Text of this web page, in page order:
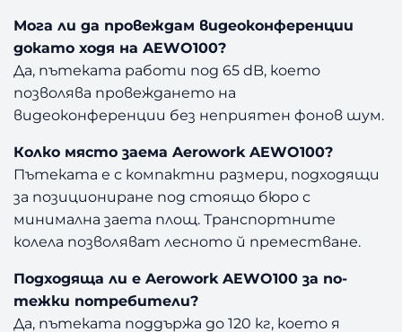
Мога ли да провеждам видеоконференции
докато ходя на AEWO100?
Да, пътеката работи под 65 dB, което
позволява провеждането на
видеоконференции без неприятен фонов шум.
Колко място заема Aerowork AEWO100?
Пътеката е с компактни размери, подходящи
за позициониране под стоящо бюро с
минимална заета площ. Транспортните
колела позволяват лесното й преместване.
Подходяща ли е Aerowork AEWO100 за по-
тежки потребители?
Да, пътеката поддържа до 120 кг, което я